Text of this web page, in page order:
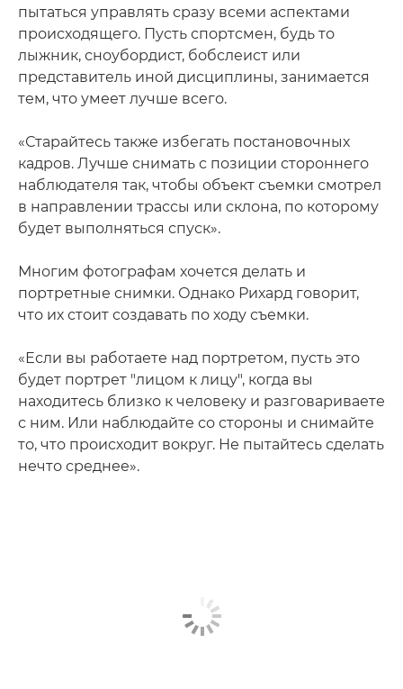
пытаться управлять сразу всеми аспектами
происходящего. Пусть спортсмен, будь то
лыжник, сноубордист, бобслеист или
представитель иной дисциплины, занимается
тем, что умеет лучше всего.
«Старайтесь также избегать постановочных
кадров. Лучше снимать с позиции стороннего
наблюдателя так, чтобы объект съемки смотрел
в направлении трассы или склона, по которому
будет выполняться спуск».
Многим фотографам хочется делать и
портретные снимки. Однако Рихард говорит,
что их стоит создавать по ходу съемки.
«Если вы работаете над портретом, пусть это
будет портрет "лицом к лицу", когда вы
находитесь близко к человеку и разговариваете
с ним. Или наблюдайте со стороны и снимайте
то, что происходит вокруг. Не пытайтесь сделать
нечто среднее».